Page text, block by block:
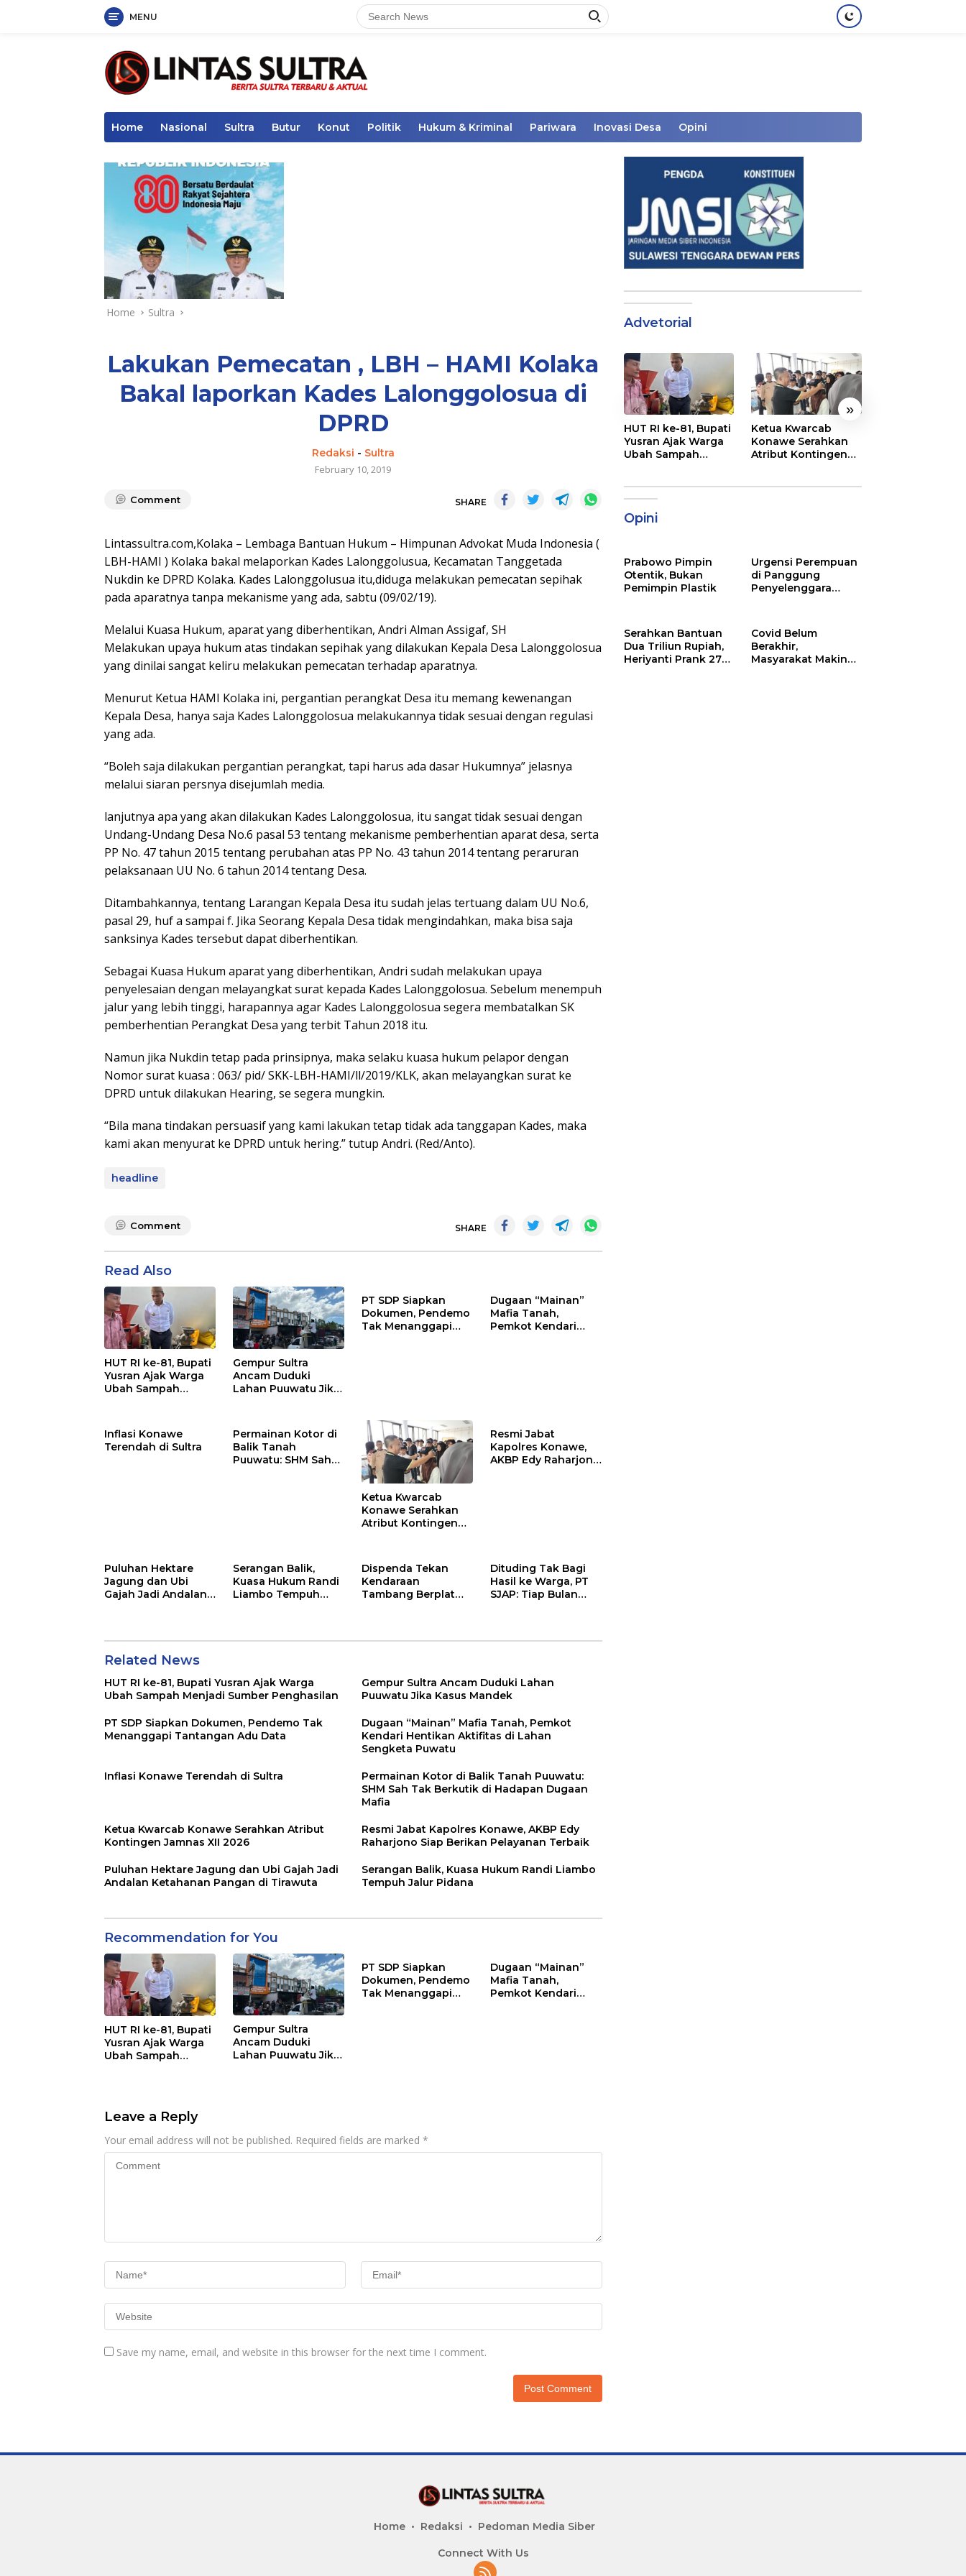
MENU
Home Nasional Sultra Butur Konut Politik Hukum & Kriminal Pariwara Inovasi Desa Opini
Home Sultra
Lakukan Pemecatan , LBH – HAMI Kolaka
Bakal laporkan Kades Lalonggolosua di
DPRD
Redaksi - Sultra
February 10, 2019
Comment SHARE
Lintassultra.com,Kolaka – Lembaga Bantuan Hukum – Himpunan Advokat Muda Indonesia (
LBH-HAMI ) Kolaka bakal melaporkan Kades Lalonggolusua, Kecamatan Tanggetada
Nukdin ke DPRD Kolaka. Kades Lalonggolusua itu,diduga melakukan pemecatan sepihak
pada aparatnya tanpa mekanisme yang ada, sabtu (09/02/19).
Melalui Kuasa Hukum, aparat yang diberhentikan, Andri Alman Assigaf, SH
Melakukan upaya hukum atas tindakan sepihak yang dilakukan Kepala Desa Lalonggolosua
yang dinilai sangat keliru melakukan pemecatan terhadap aparatnya.
Menurut Ketua HAMI Kolaka ini, pergantian perangkat Desa itu memang kewenangan
Kepala Desa, hanya saja Kades Lalonggolosua melakukannya tidak sesuai dengan regulasi
yang ada.
“Boleh saja dilakukan pergantian perangkat, tapi harus ada dasar Hukumnya” jelasnya
melalui siaran persnya disejumlah media.
lanjutnya apa yang akan dilakukan Kades Lalonggolosua, itu sangat tidak sesuai dengan
Undang-Undang Desa No.6 pasal 53 tentang mekanisme pemberhentian aparat desa, serta
PP No. 47 tahun 2015 tentang perubahan atas PP No. 43 tahun 2014 tentang peraruran
pelaksanaan UU No. 6 tahun 2014 tentang Desa.
Ditambahkannya, tentang Larangan Kepala Desa itu sudah jelas tertuang dalam UU No.6,
pasal 29, huf a sampai f. Jika Seorang Kepala Desa tidak mengindahkan, maka bisa saja
sanksinya Kades tersebut dapat diberhentikan.
Sebagai Kuasa Hukum aparat yang diberhentikan, Andri sudah melakukan upaya
penyelesaian dengan melayangkat surat kepada Kades Lalonggolosua. Sebelum menempuh
jalur yang lebih tinggi, harapannya agar Kades Lalonggolosua segera membatalkan SK
pemberhentian Perangkat Desa yang terbit Tahun 2018 itu.
Namun jika Nukdin tetap pada prinsipnya, maka selaku kuasa hukum pelapor dengan
Nomor surat kuasa : 063/ pid/ SKK-LBH-HAMI/ll/2019/KLK, akan melayangkan surat ke
DPRD untuk dilakukan Hearing, se segera mungkin.
“Bila mana tindakan persuasif yang kami lakukan tetap tidak ada tanggapan Kades, maka
kami akan menyurat ke DPRD untuk hering.” tutup Andri. (Red/Anto).
headline
Comment SHARE
Read Also
HUT RI ke-81, Bupati
Yusran Ajak Warga
Ubah Sampah
Gempur Sultra
Ancam Duduki
Lahan Puuwatu Jika
PT SDP Siapkan
Dokumen, Pendemo
Tak Menanggapi
Dugaan “Mainan”
Mafia Tanah,
Pemkot Kendari
Inflasi Konawe
Terendah di Sultra
Permainan Kotor di
Balik Tanah
Puuwatu: SHM Sah
Ketua Kwarcab
Konawe Serahkan
Atribut Kontingen
Resmi Jabat
Kapolres Konawe,
AKBP Edy Raharjono
Puluhan Hektare
Jagung dan Ubi
Gajah Jadi Andalan
Serangan Balik,
Kuasa Hukum Randi
Liambo Tempuh
Dispenda Tekan
Kendaraan
Tambang Berplat
Dituding Tak Bagi
Hasil ke Warga, PT
SJAP: Tiap Bulan
Related News
HUT RI ke-81, Bupati Yusran Ajak Warga
Ubah Sampah Menjadi Sumber Penghasilan
Gempur Sultra Ancam Duduki Lahan
Puuwatu Jika Kasus Mandek
PT SDP Siapkan Dokumen, Pendemo Tak
Menanggapi Tantangan Adu Data
Dugaan “Mainan” Mafia Tanah, Pemkot
Kendari Hentikan Aktifitas di Lahan
Sengketa Puwatu
Inflasi Konawe Terendah di Sultra
Permainan Kotor di Balik Tanah Puuwatu:
SHM Sah Tak Berkutik di Hadapan Dugaan
Mafia
Ketua Kwarcab Konawe Serahkan Atribut
Kontingen Jamnas XII 2026
Resmi Jabat Kapolres Konawe, AKBP Edy
Raharjono Siap Berikan Pelayanan Terbaik
Puluhan Hektare Jagung dan Ubi Gajah Jadi
Andalan Ketahanan Pangan di Tirawuta
Serangan Balik, Kuasa Hukum Randi Liambo
Tempuh Jalur Pidana
Recommendation for You
HUT RI ke-81, Bupati
Yusran Ajak Warga
Ubah Sampah
Gempur Sultra
Ancam Duduki
Lahan Puuwatu Jika
PT SDP Siapkan
Dokumen, Pendemo
Tak Menanggapi
Dugaan “Mainan”
Mafia Tanah,
Pemkot Kendari
Leave a Reply
Your email address will not be published. Required fields are marked *
Save my name, email, and website in this browser for the next time I comment.
Advetorial
« »
HUT RI ke-81, Bupati
Yusran Ajak Warga
Ubah Sampah
Ketua Kwarcab
Konawe Serahkan
Atribut Kontingen
Opini
Prabowo Pimpin
Otentik, Bukan
Pemimpin Plastik
Urgensi Perempuan
di Panggung
Penyelenggara
Serahkan Bantuan
Dua Triliun Rupiah,
Heriyanti Prank 270
Covid Belum
Berakhir,
Masyarakat Makin
Home Redaksi Pedoman Media Siber
Connect With Us